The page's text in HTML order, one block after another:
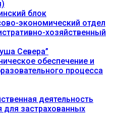
блок
экономический отдел
хозяйственный
Севера”
обеспечение и
процесса
деятельность
застрахованных